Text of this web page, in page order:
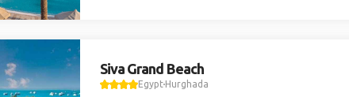
Siva Grand Beach
EgyptHurghada